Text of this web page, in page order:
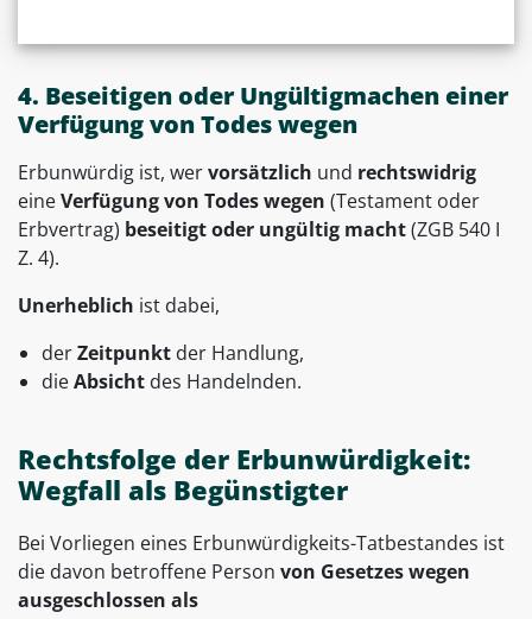
4. Beseitigen oder Ungültigmachen einer
Verfügung von Todes wegen
Erbunwürdig ist, wervorsätzlich und rechtswidrig
eineVerfügung von Todes wegen (Testament oder
Erbvertrag) beseitigtoder ungültig macht(ZGB 540 I
Z. 4).
Unerheblich ist dabei,
derZeitpunkt der Handlung,
dieAbsicht des Handelnden.
Rechtsfolge der Erbunwürdigkeit:
Wegfall als Begünstigter
Bei Vorliegen eines Erbunwürdigkeits-Tatbestandes ist
die davon betroffene Person von Gesetzes wegen
ausgeschlossen als